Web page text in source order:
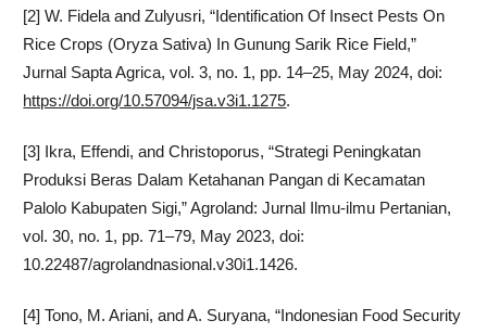
[2] W. Fidela and Zulyusri, “Identification Of Insect Pests On
Rice Crops (Oryza Sativa) In Gunung Sarik Rice Field,”
Jurnal Sapta Agrica, vol. 3, no. 1, pp. 14–25, May 2024, doi:
https://doi.org/10.57094/jsa.v3i1.1275.
[3] Ikra, Effendi, and Christoporus, “Strategi Peningkatan
Produksi Beras Dalam Ketahanan Pangan di Kecamatan
Palolo Kabupaten Sigi,” Agroland: Jurnal Ilmu-ilmu Pertanian,
vol. 30, no. 1, pp. 71–79, May 2023, doi:
10.22487/agrolandnasional.v30i1.1426.
[4] Tono, M. Ariani, and A. Suryana, “Indonesian Food Security